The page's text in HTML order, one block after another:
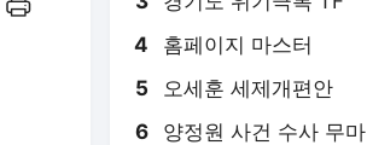
4 홈페이지 마스터
5 오세훈 세제개편안
6 양정원 사건 수사 무마